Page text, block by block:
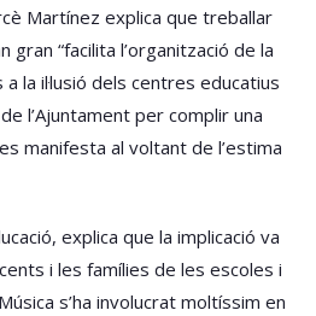
Martínez explica que treballar
gran “facilita l’organització de la
la il·lusió dels centres educatius
l’Ajuntament per complir una
manifesta al voltant de l’estima
explica que la implicació va
i les famílies de les escoles i
s’ha involucrat moltíssim en